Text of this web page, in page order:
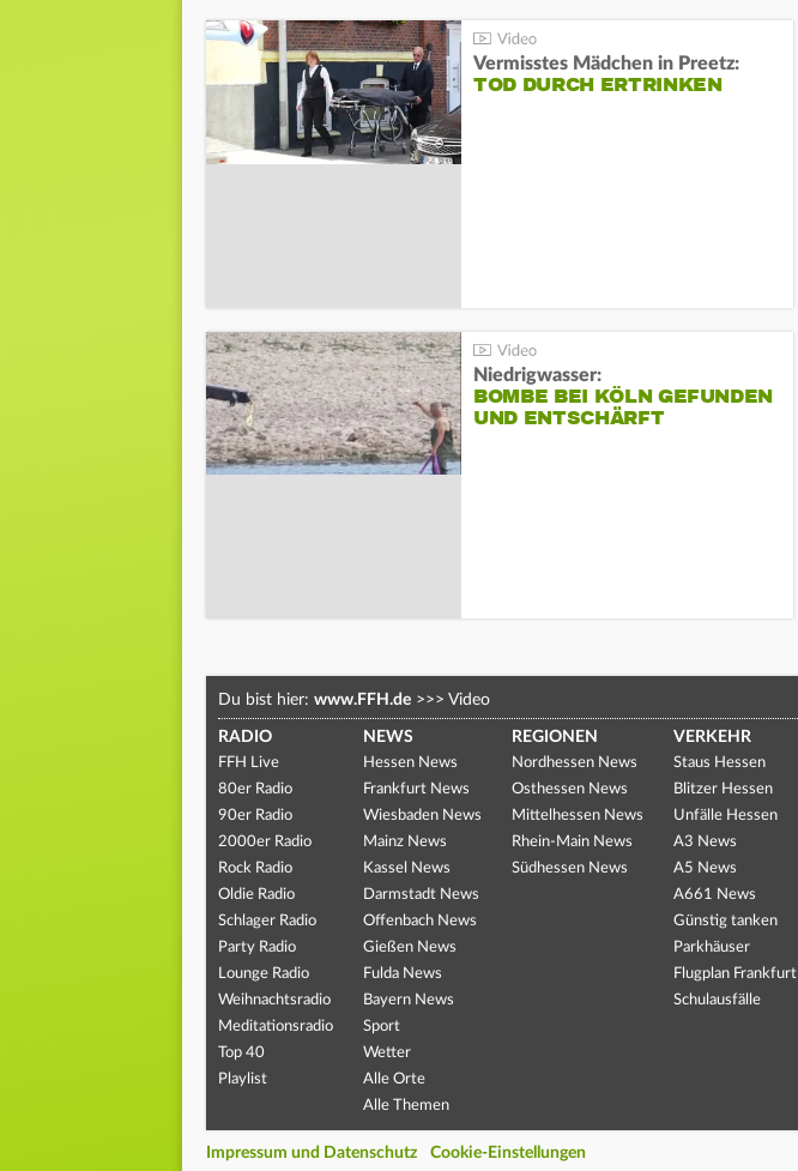
Vermisstes Mädchen in Preetz:
TOD DURCH ERTRINKEN
Niedrigwasser:
BOMBE BEI KÖLN GEFUNDEN
UND ENTSCHÄRFT
Du bist hier: www.FFH.de >>> Video
RADIO
FFH Live
80er Radio
90er Radio
2000er Radio
Rock Radio
Oldie Radio
Schlager Radio
Party Radio
Lounge Radio
Weihnachtsradio
Meditationsradio
Top 40
Playlist
NEWS
Hessen News
Frankfurt News
Wiesbaden News
Mainz News
Kassel News
Darmstadt News
Offenbach News
Gießen News
Fulda News
Bayern News
Sport
Wetter
Alle Orte
Alle Themen
REGIONEN
Nordhessen News
Osthessen News
Mittelhessen News
Rhein-Main News
Südhessen News
VERKEHR
Staus Hessen
Blitzer Hessen
Unfälle Hessen
A3 News
A5 News
A661 News
Günstig tanken
Parkhäuser
Flugplan Frankfurt
Schulausfälle
Impressum und Datenschutz Cookie-Einstellungen